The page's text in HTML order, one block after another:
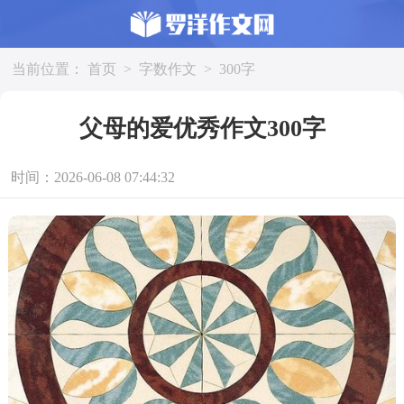
当前位置： 首页 > 字数作文 > 300字
父母的爱优秀作文300字
时间：2026-06-08 07:44:32